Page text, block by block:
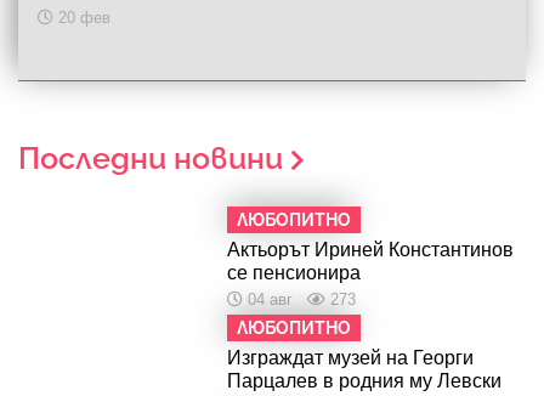
20 фев
Последни новини
ЛЮБОПИТНО
Актьорът Ириней Константинов
се пенсионира
04 авг 273
ЛЮБОПИТНО
Изграждат музей на Георги
Парцалев в родния му Левски